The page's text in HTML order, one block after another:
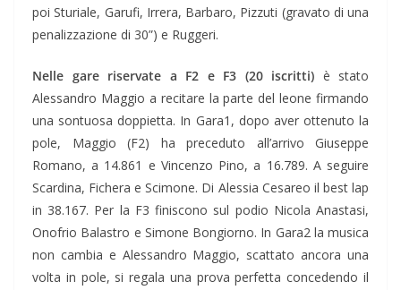
poi Sturiale, Garufi, Irrera, Barbaro, Pizzuti (gravato di una
penalizzazione di 30”) e Ruggeri.
Nelle gare riservate a F2 e F3 (20 iscritti) è stato
Alessandro Maggio a recitare la parte del leone firmando
una sontuosa doppietta. In Gara1, dopo aver ottenuto la
pole, Maggio (F2) ha preceduto all’arrivo Giuseppe
Romano, a 14.861 e Vincenzo Pino, a 16.789. A seguire
Scardina, Fichera e Scimone. Di Alessia Cesareo il best lap
in 38.167. Per la F3 finiscono sul podio Nicola Anastasi,
Onofrio Balastro e Simone Bongiorno. In Gara2 la musica
non cambia e Alessandro Maggio, scattato ancora una
volta in pole, si regala una prova perfetta concedendo il